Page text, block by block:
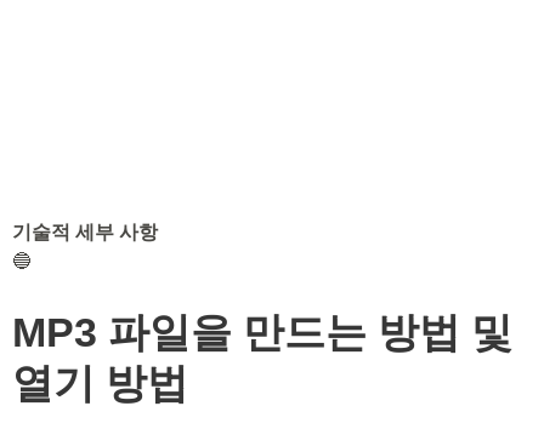
기술적 세부 사항
🔵
MP3 파일을 만드는 방법 및
열기 방법